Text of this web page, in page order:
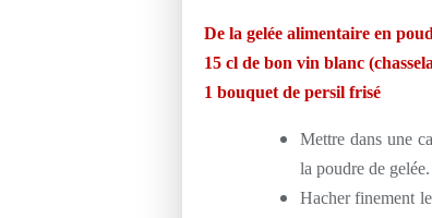
De la gelée alimentaire en
15 cl de bon vin blanc
1 bouquet de persil frisé
Mettre dans une
la poudre de
Hacher finement